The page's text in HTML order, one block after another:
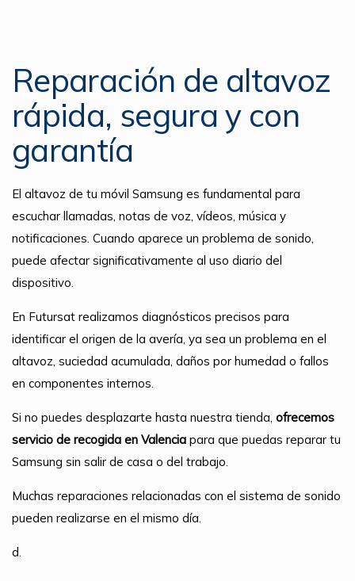
Reparación de altavoz
rápida, segura y con
garantía
El altavoz de tu móvil Samsung es fundamental para
escuchar llamadas, notas de voz, vídeos, música y
notificaciones. Cuando aparece un problema de sonido,
puede afectar significativamente al uso diario del
dispositivo.
En Futursat realizamos diagnósticos precisos para
identificar el origen de la avería, ya sea un problema en el
altavoz, suciedad acumulada, daños por humedad o fallos
en componentes internos.
Si no puedes desplazarte hasta nuestra tienda, ofrecemos
servicio de recogida en Valencia para que puedas reparar tu
Samsung sin salir de casa o del trabajo.
Muchas reparaciones relacionadas con el sistema de sonido
pueden realizarse en el mismo día.
d.